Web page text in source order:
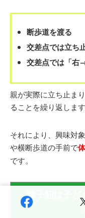
断歩道を渡る
交差点では立ち
交差点では「右
親が実際に立ち止ま
ることを繰り返します
それにより、興味対
や横断歩道の手前で
です。
迷子紐は子ど